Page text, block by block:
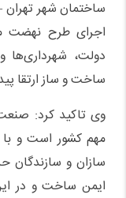
ساختمان شهر
اجرای طرح نهضت
دولت،
ساخت و ساز ارتقا
وی تاکید کرد:
مهم کشور است و با
سازان و سازندگان
ایمن ساخت و در